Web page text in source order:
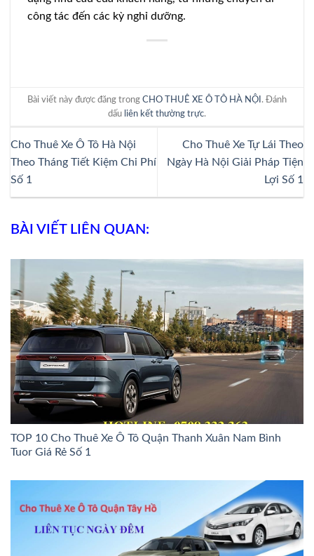
công tác đến các kỳ nghỉ dưỡng.
Bài viết này được đăng trong CHO THUÊ XE Ô TÔ HÀ NỘI . Đánh
dấu liên kết thường trực.
Cho Thuê Xe Ô Tô Hà Nội
Theo Tháng Tiết Kiệm Chi Phí
Số 1
Cho Thuê Xe Tự Lái Theo
Ngày Hà Nội Giải Pháp Tiện
Lợi Số 1
BÀI VIẾT LIÊN QUAN:
TOP 10 Cho Thuê Xe Ô Tô Quận Thanh Xuân Nam Bình
Tuor Giá Rẻ Số 1